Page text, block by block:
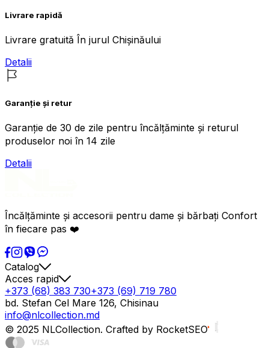
Livrare rapidă
Livrare gratuită În jurul Chișinăului
Detalii
Garanție și retur
Garanție de 30 de zile pentru încălțăminte și returul
produselor noi în 14 zile
Detalii
Încălțăminte și accesorii pentru dame și bărbați Confort
în fiecare pas ❤️
Catalog
Acces rapid
+373 (68) 383 730+373 (69) 719 780
bd. Stefan Cel Mare 126, Chisinau
info@nlcollection.md
© 2025 NLCollection. Crafted by RocketSEO